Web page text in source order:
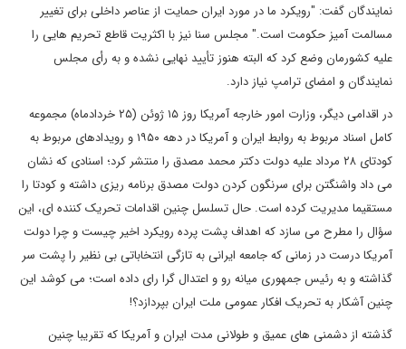
نمایندگان گفت: "رویکرد ما در مورد ایران حمایت از عناصر داخلی برای تغییر
مسالمت آمیز حکومت است." مجلس سنا نیز با اکثریت قاطع تحریم هایی را
علیه کشورمان وضع کرد که البته هنوز تأیید نهایی نشده و به رأی مجلس
نمایندگان و امضای ترامپ نیاز دارد.
در اقدامی دیگر، وزارت امور خارجه آمریکا روز ۱۵ ژوئن (۲۵ خردادماه) مجموعه
کامل اسناد مربوط به روابط ایران و آمریکا در دهه ۱۹۵۰ و رویدادهای مربوط به
کودتای ۲۸ مرداد علیه دولت دکتر محمد مصدق را منتشر کرد؛ اسنادی که نشان
می داد واشنگتن برای سرنگون کردن دولت مصدق برنامه ریزی داشته و کودتا را
مستقیما مدیریت کرده است. حال تسلسل چنین اقدامات تحریک کننده ای، این
سؤال را مطرح می سازد که اهداف پشت پرده رویکرد اخیر چیست و چرا دولت
آمریکا درست در زمانی که جامعه ایرانی به تازگی انتخاباتی بی نظیر را پشت سر
گذاشته و به رئیس جمهوری میانه رو و اعتدال گرا رای داده است؛ می کوشد این
چنین آشکار به تحریک افکار عمومی ملت ایران بپردازد؟!
گذشته از دشمنی های عمیق و طولانی مدت ایران و آمریکا که تقریبا چنین